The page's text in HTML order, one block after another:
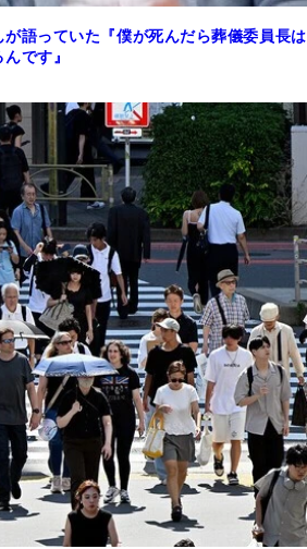
語っていた『僕が死んだら葬儀委員長は
です』